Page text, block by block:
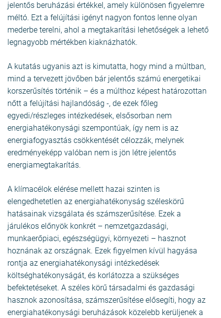
jelentős beruházási értékkel, amely különösen figyelemre
méltó. Ezt a felújítási igényt nagyon fontos lenne olyan
mederbe terelni, ahol a megtakarítási lehetőségek a lehető
legnagyobb mértékben kiaknázhatók.
A kutatás ugyanis azt is kimutatta, hogy mind a múltban,
mind a tervezett jövőben bár jelentős számú energetikai
korszerűsítés történik – és a múlthoz képest határozottan
nőtt a felújítási hajlandóság -, de ezek főleg
egyedi/részleges intézkedések, elsősorban nem
energiahatékonysági szempontúak, így nem is az
energiafogyasztás csökkentését célozzák, melynek
eredményeképp valóban nem is jön létre jelentős
energiamegtakarítás.
A klímacélok elérése mellett hazai szinten is
elengedhetetlen az energiahatékonyság széleskörű
hatásainak vizsgálata és számszerűsítése. Ezek a
járulékos előnyök konkrét – nemzetgazdasági,
munkaerőpiaci, egészségügyi, környezeti – hasznot
hoznának az országnak. Ezek figyelmen kívül hagyása
rontja az energiahatékonysági intézkedések
költséghatékonyságát, és korlátozza a szükséges
befektetéseket. A széles körű társadalmi és gazdasági
hasznok azonosítása, számszerűsítése elősegíti, hogy az
energiahatékonysági beruházások közelebb kerüljenek a